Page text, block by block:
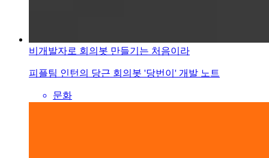
비개발자로 회의봇 만들기는 처음이라
피플팀 인턴의 당근 회의봇 '당번이' 개발 노트
문화